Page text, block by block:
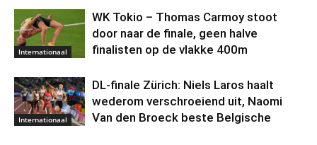
Internationaal
WK Tokio – Thomas Carmoy stoot
door naar de finale, geen halve
finalisten op de vlakke 400m
Internationaal
DL-finale Zürich: Niels Laros haalt
wederom verschroeiend uit, Naomi
Van den Broeck beste Belgische